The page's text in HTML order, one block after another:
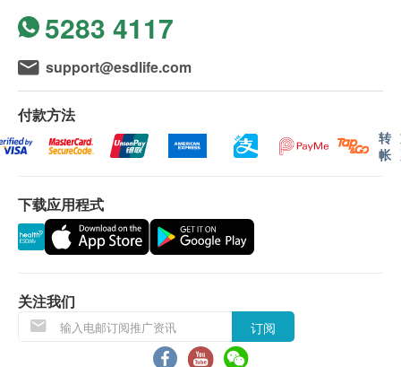
5283 4117
support@esdlife.com
付款方法
转
帐
下载应用程式
关注我们
订阅